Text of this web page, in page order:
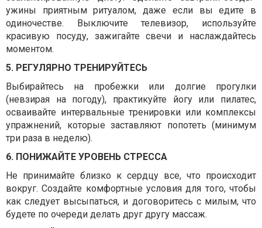
ужины приятным ритуалом, даже если вы едите в
одиночестве. Выключите телевизор, используйте
красивую посуду, зажигайте свечи и наслаждайтесь
моментом.
5. РЕГУЛЯРНО ТРЕНИРУЙТЕСЬ
Выбирайтесь на пробежки или долгие прогулки
(невзирая на погоду), практикуйте йогу или пилатес,
осваивайте интервальные тренировки или комплексы
упражнений, которые заставляют попотеть (минимум
три раза в неделю).
6. ПОНИЖАЙТЕ УРОВЕНЬ СТРЕССА
Не принимайте близко к сердцу все, что происходит
вокруг. Создайте комфортные условия для того, чтобы
как следует высыпаться, и договоритесь с милым, что
будете по очереди делать друг другу массаж.